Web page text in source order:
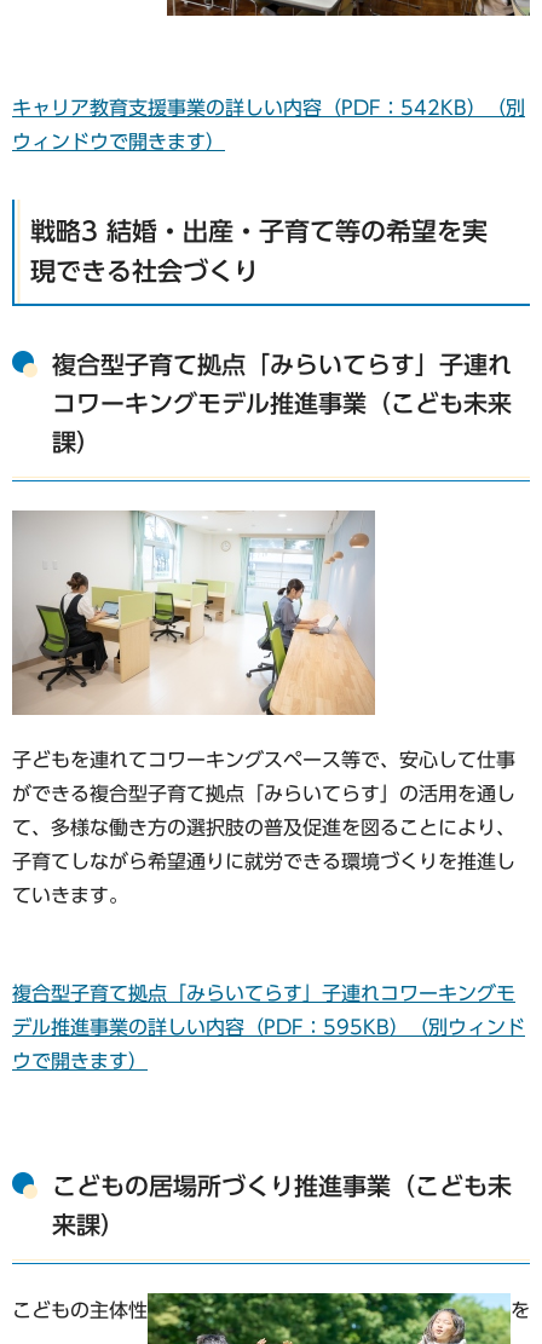
キャリア教育支援事業の詳しい内容（PDF：542KB）（別
ウィンドウで開きます）
戦略3 結婚・出産・子育て等の希望を実
現できる社会づくり
複合型子育て拠点「みらいてらす」子連れ
コワーキングモデル推進事業（こども未来
課）
子どもを連れてコワーキングスペース等で、安心して仕事
ができる複合型子育て拠点「みらいてらす」の活用を通し
て、多様な働き方の選択肢の普及促進を図ることにより、
子育てしながら希望通りに就労できる環境づくりを推進し
ていきます。
複合型子育て拠点「みらいてらす」子連れコワーキングモ
デル推進事業の詳しい内容（PDF：595KB）（別ウィンド
ウで開きます）
こどもの居場所づくり推進事業（こども未
来課）
こどもの主体性 を